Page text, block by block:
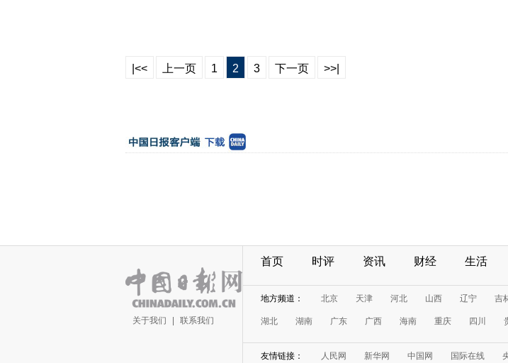
|<< 上一页 1 2 3 下一页 >>|
关于我们 | 联系我们
首页 时评 资讯 财经 生活
地方频道： 北京 天津 河北 山西 辽宁 吉
湖北 湖南 广东 广西 海南 重庆 四川
友情链接： 人民网 新华网 中国网 国际在线